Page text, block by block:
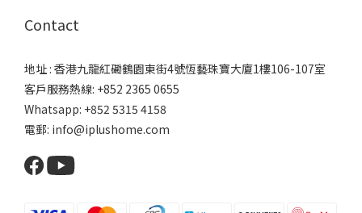
Contact
地址 : 香港九龍紅磡鶴園東街4號恆藝珠寶大廈1樓106-107室
客戶服務熱線: +852 2365 0655
Whatsapp: +852 5315 4158
電郵: info@iplushome.com